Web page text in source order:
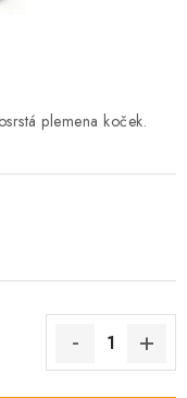
OKOLÍ
plemena koček.